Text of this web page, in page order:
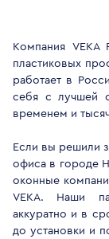
Компания
пластиковых
работает в
себя с лучшей
временем и
Если вы решили
офиса в городе
оконные
VEKA. Наши
аккуратно и в
до установки и